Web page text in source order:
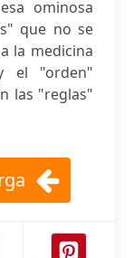
ominosa
que no se
la medicina
el "orden"
las "reglas"